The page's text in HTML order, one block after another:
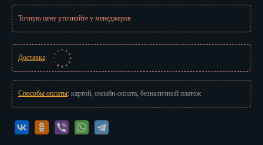
Казань
Калуга
Точную цену уточняйте у менеджеров
Доставка:
Способы оплаты: картой, онлайн-оплата, безналичный платеж